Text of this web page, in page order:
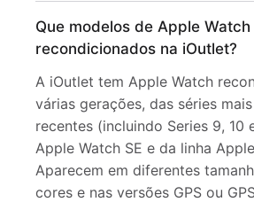
Que modelos de Apple
recondicionados na iOutlet?
A iOutlet tem Apple Watch
várias gerações, das séries
recentes (incluindo Series 9, 10
Apple Watch SE e da linha
Aparecem em diferentes
cores e nas versões GPS ou